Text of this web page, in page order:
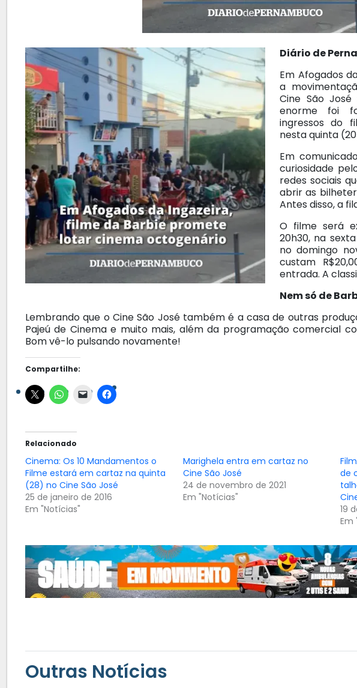
Diário de
Em Afogados
a
Cine São
enorme foi
ingressos do
nesta quinta
Em
curiosidade
redes sociais
abrir as
Antes disso, a
O filme será
20h30, na
no domingo
custam
entrada. A
Nem só de
Lembrando que o Cine São José também é a casa de outras
Pajeú de Cinema e muito mais, além da programação comercial
Bom vê-lo pulsando novamente!
Compartilhe:
Relacionado
Cinema: Os 10 Mandamentos o
Filme estará em cartaz na quinta
(28) no Cine São José
25 de janeiro de 2016
Em "Notícias"
Marighela entra em cartaz no
Cine São José
24 de novembro de 2021
Em "Notícias"
de
19
Em
Outras Notícias